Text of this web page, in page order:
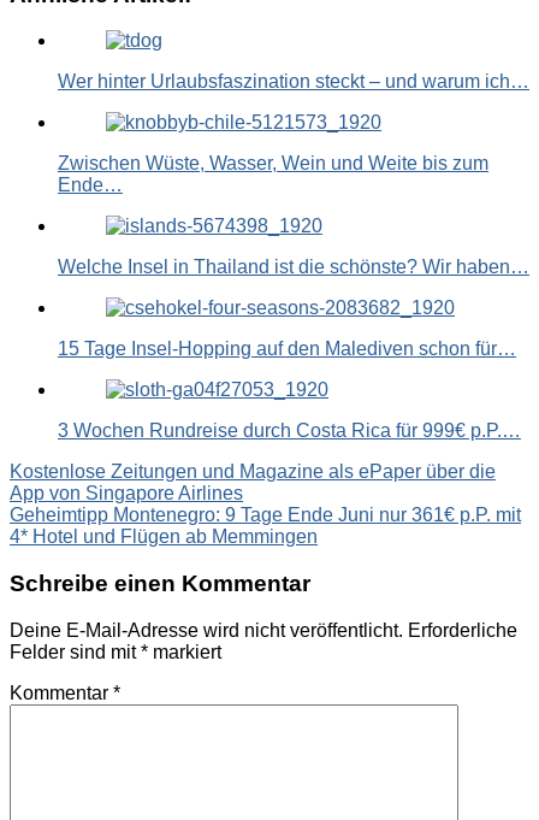
Wer hinter Urlaubsfaszination steckt – und warum ich…
Zwischen Wüste, Wasser, Wein und Weite bis zum
Ende…
Welche Insel in Thailand ist die schönste? Wir haben…
15 Tage Insel-Hopping auf den Malediven schon für…
3 Wochen Rundreise durch Costa Rica für 999€ p.P.…
Beitragsnavigation
Kostenlose Zeitungen und Magazine als ePaper über die
App von Singapore Airlines
Geheimtipp Montenegro: 9 Tage Ende Juni nur 361€ p.P. mit
4* Hotel und Flügen ab Memmingen
Schreibe einen Kommentar
Deine E-Mail-Adresse wird nicht veröffentlicht. Erforderliche
Felder sind mit* markiert
Kommentar *